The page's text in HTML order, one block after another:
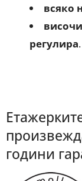
всяко
регулира.
години